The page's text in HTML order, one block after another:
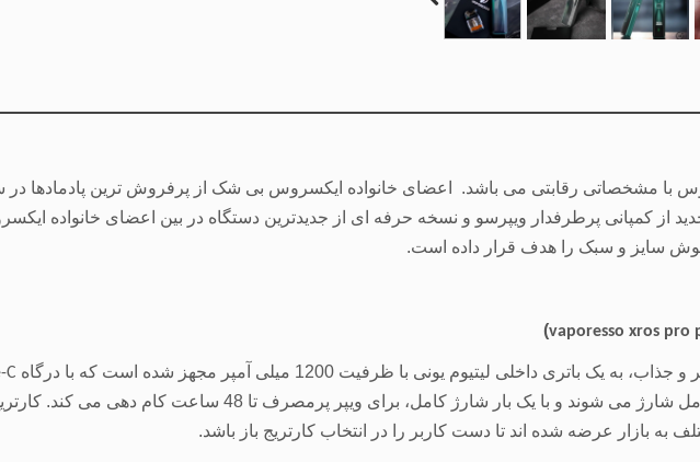
با مشخصاتی رقابتی می باشد. اعضای خانواده ایکسروس بی شک از پرفروش ترین
از کمپانی پرطرفدار ویپرسو و نسخه حرفه ای از جدیدترین دستگاه در بین اعضای خانواده
سایز و سبک را هدف قرار داده است.
vaporesso xros pro
)
لیتیوم یونی با ظرفیت 1200 میلی آمپر مجهز شده است که با درگاه C
فست شارژ در مدت کوتاه 35 دقیقه به طور کامل شارژ می شوند و با یک بار شارژ کامل،